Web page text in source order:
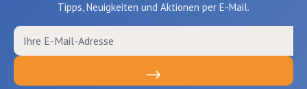
Tipps, Neuigkeiten und Aktionen per E-Mail.